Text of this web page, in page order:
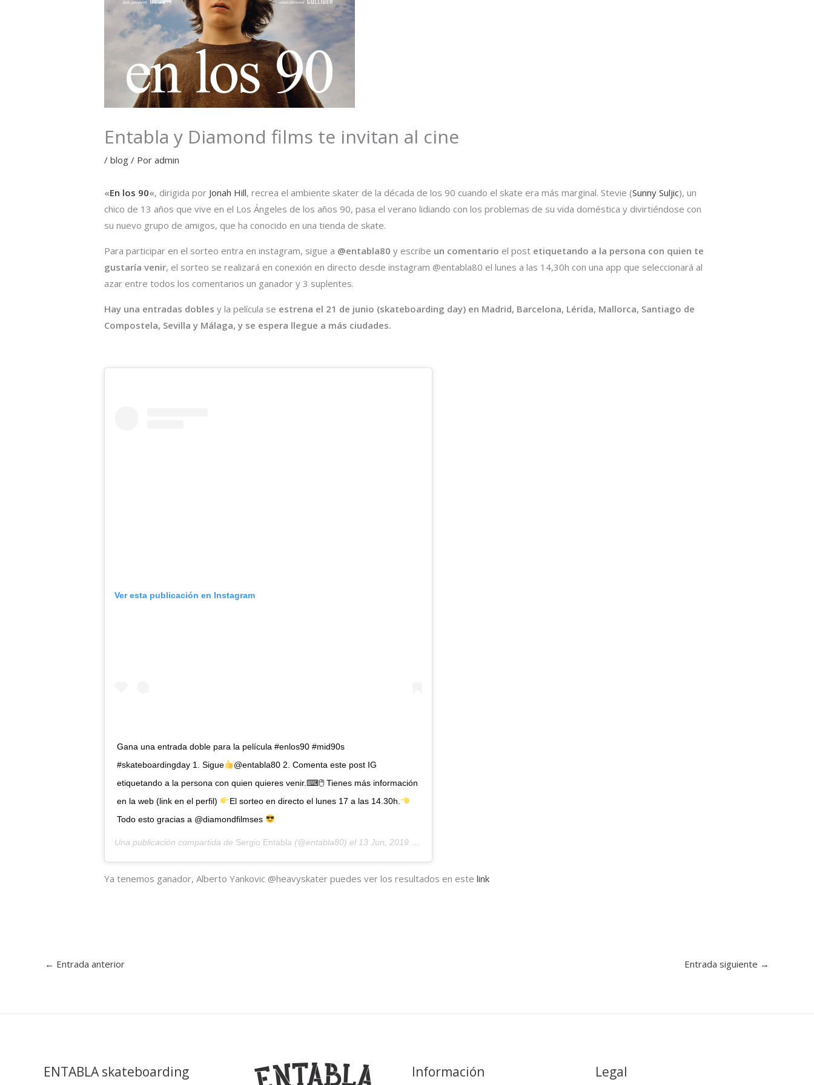
Entabla y Diamond films te invitan al cine
/blog / Poradmin
«En los 90«, dirigida por Jonah Hill, recrea el ambiente skater de la década de los 90 cuando el skate era más marginal. Stevie (Sunny Suljic), un
chico de 13 años que vive en el Los Ángeles de los años 90, pasa el verano lidiando con los problemas de su vida doméstica y divirtiéndose con
su nuevo grupo de amigos, que ha conocido en una tienda de skate.
Para participar en el sorteo entra en instagram, sigue a @entabla80y escribe un comentario el post etiquetando a la persona con quien te
gustaría venir, el sorteo se realizará en conexión en directo desde instagram @entabla80 el lunes a las 14,30h con una app que seleccionará al
azar entre todos los comentarios un ganador y 3 suplentes.
Hay una entradas dobles y la película se estrena el 21 de junio (skateboarding day) en Madrid, Barcelona, Lérida, Mallorca, Santiago de
Compostela, Sevilla y Málaga, y se espera llegue a más ciudades.
Ver esta publicación en Instagram
Gana una entrada doble para la película #enlos90 #mid90s
#skateboardingday 1. Sigue
@entabla80 2. Comenta este post IG
etiquetando a la persona con quien quieres venir.⌨🖱 Tienes más información
en la web (link en el perfil)
El sorteo en directo el lunes 17 a las 14.30h.
Todo esto gracias a @diamondfilmses
Una publicación compartida de Sergio Entabla (@entabla80) el 13 Jun, 2019 a las 11:31 PDT
Ya tenemos ganador, Alberto Yankovic @heavyskater puedes ver los resultados en estelink
← Entrada anterior Entrada siguiente →
ENTABLA skateboarding Información Legal